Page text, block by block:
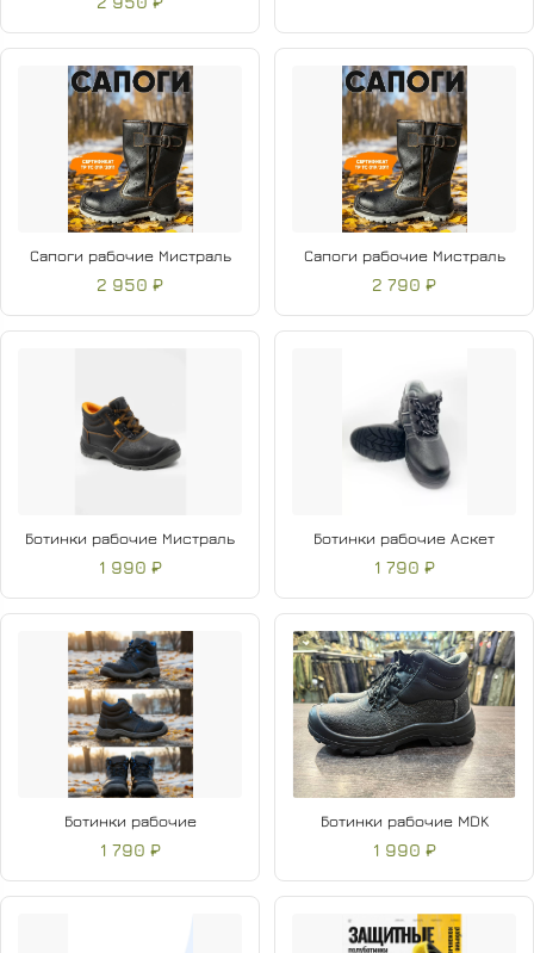
Сапоги рабочие Мистраль
2 950 ₽
Сапоги рабочие Мистраль
2 790 ₽
Ботинки рабочие Мистраль
1 990 ₽
Ботинки рабочие Аскет
1 790 ₽
Ботинки рабочие
1 790 ₽
Ботинки рабочие MDK
1 990 ₽